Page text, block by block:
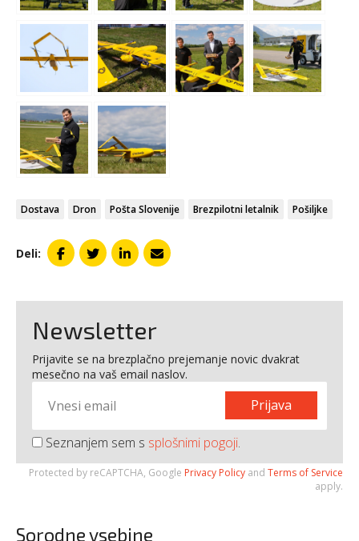
Dostava Dron Pošta Slovenije Brezpilotni letalnik Pošiljke
Deli:
Newsletter
Prijavite se na brezplačno prejemanje novic dvakrat
mesečno na vaš email naslov.
Prijava
Seznanjem sem s splošnimi pogoji.
Protected by reCAPTCHA, Google Privacy Policy and Terms of Service
apply.
Sorodne vsebine